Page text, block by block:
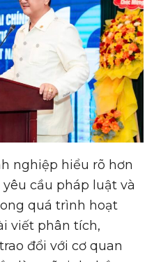
nghiệp hiểu rõ hơn
cầu pháp luật và
quá trình hoạt
viết phân tích,
đổi với cơ quan